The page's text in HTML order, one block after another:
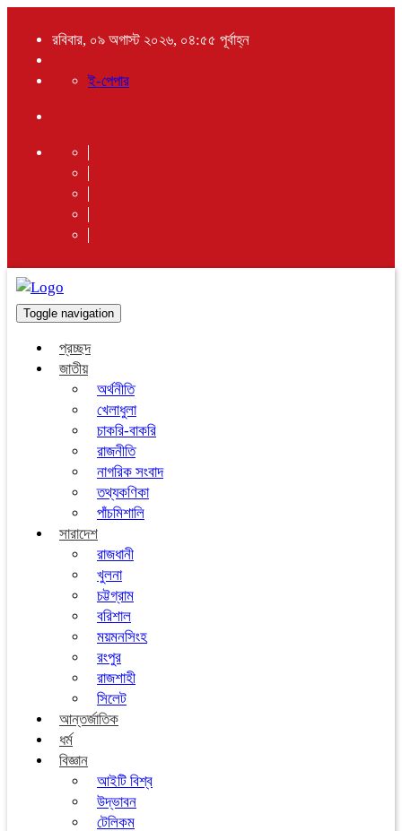
রবিবার, ০৯ অগাস্ট ২০২৬, ০৪:৫৫ পূর্বাহ্ন
ই-পেপার
Toggle navigation
প্রচ্ছদ
জাতীয়
অর্থনীতি
খেলাধুলা
চাকরি-বাকরি
রাজনীতি
নাগরিক সংবাদ
তথ্যকণিকা
পাঁচমিশালি
সারাদেশ
রাজধানী
খুলনা
চট্টগ্রাম
বরিশাল
ময়মনসিংহ
রংপুর
রাজশাহী
সিলেট
আন্তর্জাতিক
ধর্ম
বিজ্ঞান
আইটি বিশ্ব
উদ্ভাবন
টেলিকম